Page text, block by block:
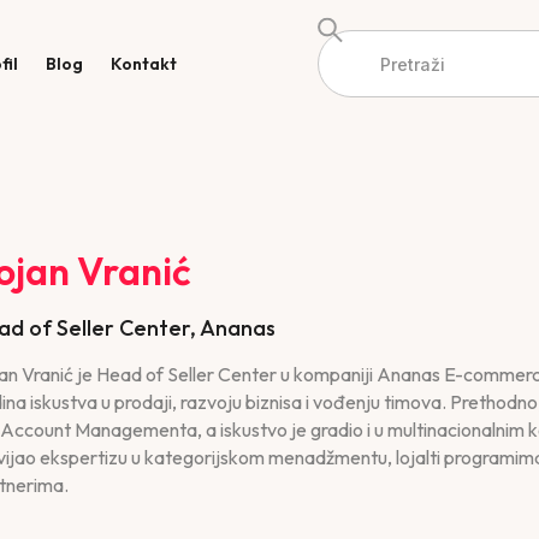
Blog Kontakt
Vranić
of Seller Center, Ananas
Vranić je Head of Seller Center u kompaniji Ananas E-
iskustva u prodaji, razvoju biznisa i vođenju timova.
Managementa, a iskustvo je gradio i u multinacionalnim
ekspertizu u kategorijskom menadžmentu, lojalti